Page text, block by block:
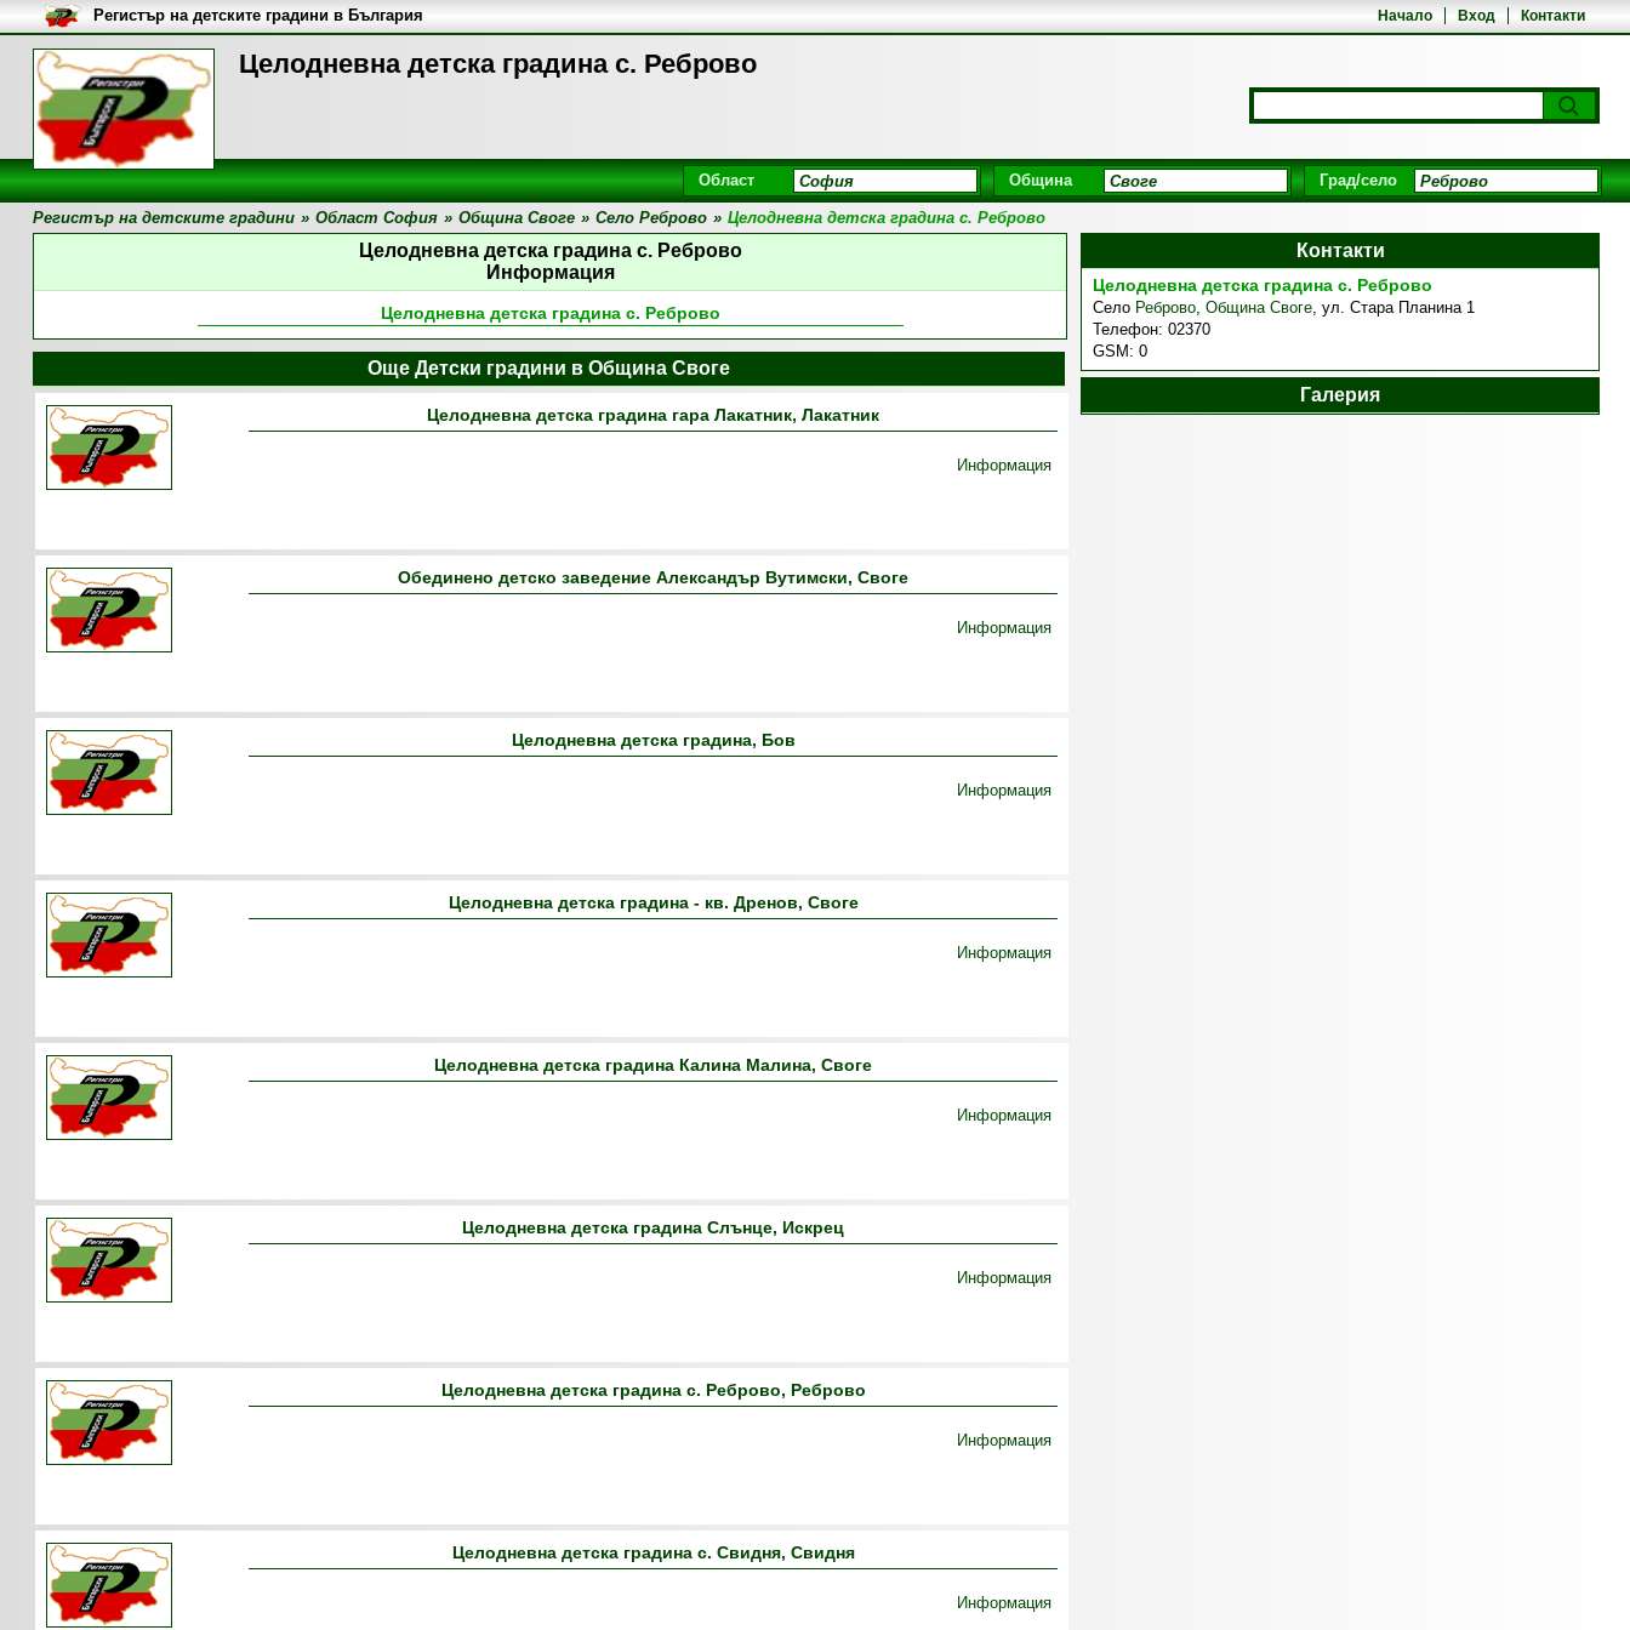
Целодневна детска градина с. Реброво
Начало Вход Контакти
Регистър на детските градини в България
Област Община Град/село
Регистър на детските градини » Област София » Община Своге » Село Реброво » Целодневна детска градина с. Реброво
Целодневна детска градина с. Реброво
Информация
Целодневна детска градина с. Реброво
Контакти
Целодневна детска градина с. Реброво
Село Реброво, Община Своге, ул. Стара Планина 1
Телефон: 02370
GSM: 0
Галерия
Още Детски градини в Община Своге
Целодневна детска градина гара Лакатник, Лакатник
Информация
Обединено детско заведение Александър Вутимски, Своге
Информация
Целодневна детска градина, Бов
Информация
Целодневна детска градина - кв. Дренов, Своге
Информация
Целодневна детска градина Калина Малина, Своге
Информация
Целодневна детска градина Слънце, Искрец
Информация
Целодневна детска градина с. Реброво, Реброво
Информация
Целодневна детска градина с. Свидня, Свидня
Информация